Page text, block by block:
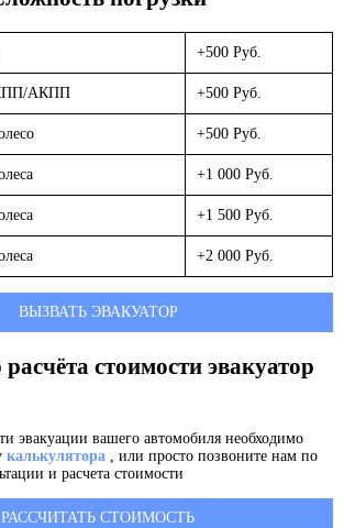
+500 Руб.
АКПП +500 Руб.
+500 Руб.
+1 000 Руб.
+1 500 Руб.
+2 000 Руб.
ВЫЗВАТЬ ЭВАКУАТОР
стоимости эвакуатор
эвакуации вашего автомобиля необходимо
калькулятора , или просто позвоните нам по
и расчета стоимости
РАССЧИТАТЬ СТОИМОСТЬ